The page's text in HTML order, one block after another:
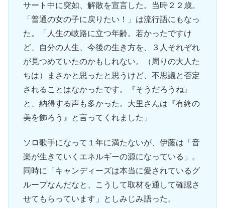
サート中に突如、解散を宣言した。当時２２歳。
「普通の女の子に戻りたい！」は流行語にもなっ
た。「人生の岐路に立つ年齢。若かったですけ
ど、自分の人生、今後の生き方を、３人それぞれ
が見つめていたのかもしれない。（周りの大人た
ちは）まさかと思ったと思うけど、不思議と否定
されることはなかったです。『そうだろうね』
と、納得する声も多かった。大里さんは『有終の
美を飾ろう』と言ってくれました」
ソロ歌手になって１年に満たないが、伊藤は「音
楽が生きていくエネルギーの源になっている」。
同時に「キャンディーズは本当に愛されているグ
ループなんだなと、こうして取材を通して確認さ
せてもらっています」としみじみ語った。